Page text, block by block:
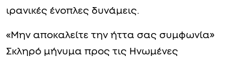
ιρανικές ένοπλες δυνάμεις.
«Μην αποκαλείτε την ήττα σας συμφωνία»
Σκληρό μήνυμα προς τις Ηνωμένες